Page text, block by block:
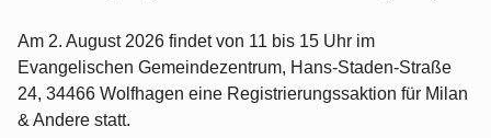
Am 2. August 2026 findet von 11 bis 15 Uhr im
Evangelischen Gemeindezentrum, Hans-Staden-Straße
24, 34466 Wolfhagen eine Registrierungssaktion für Milan
& Andere statt.